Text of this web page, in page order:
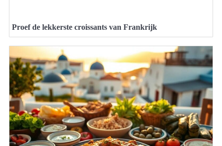
Proef de lekkerste croissants van Frankrijk